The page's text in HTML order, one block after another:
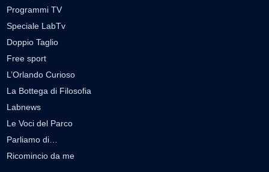
Programmi TV
Speciale LabTv
Doppio Taglio
Free sport
L’Orlando Curioso
La Bottega di Filosofia
Labnews
Le Voci del Parco
Parliamo di…
Ricomincio da me